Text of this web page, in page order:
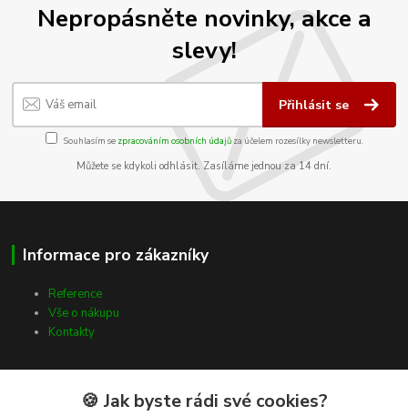
Nepropásněte novinky, akce a
slevy!
Přihlásit se
Souhlasím se zpracováním osobních údajůza účelem rozesílky newsletteru.
Můžete se kdykoli odhlásit. Zasíláme jednou za 14 dní.
Informace pro zákazníky
Reference
Vše o nákupu
Kontakty
🍪 Jak byste rádi své cookies?